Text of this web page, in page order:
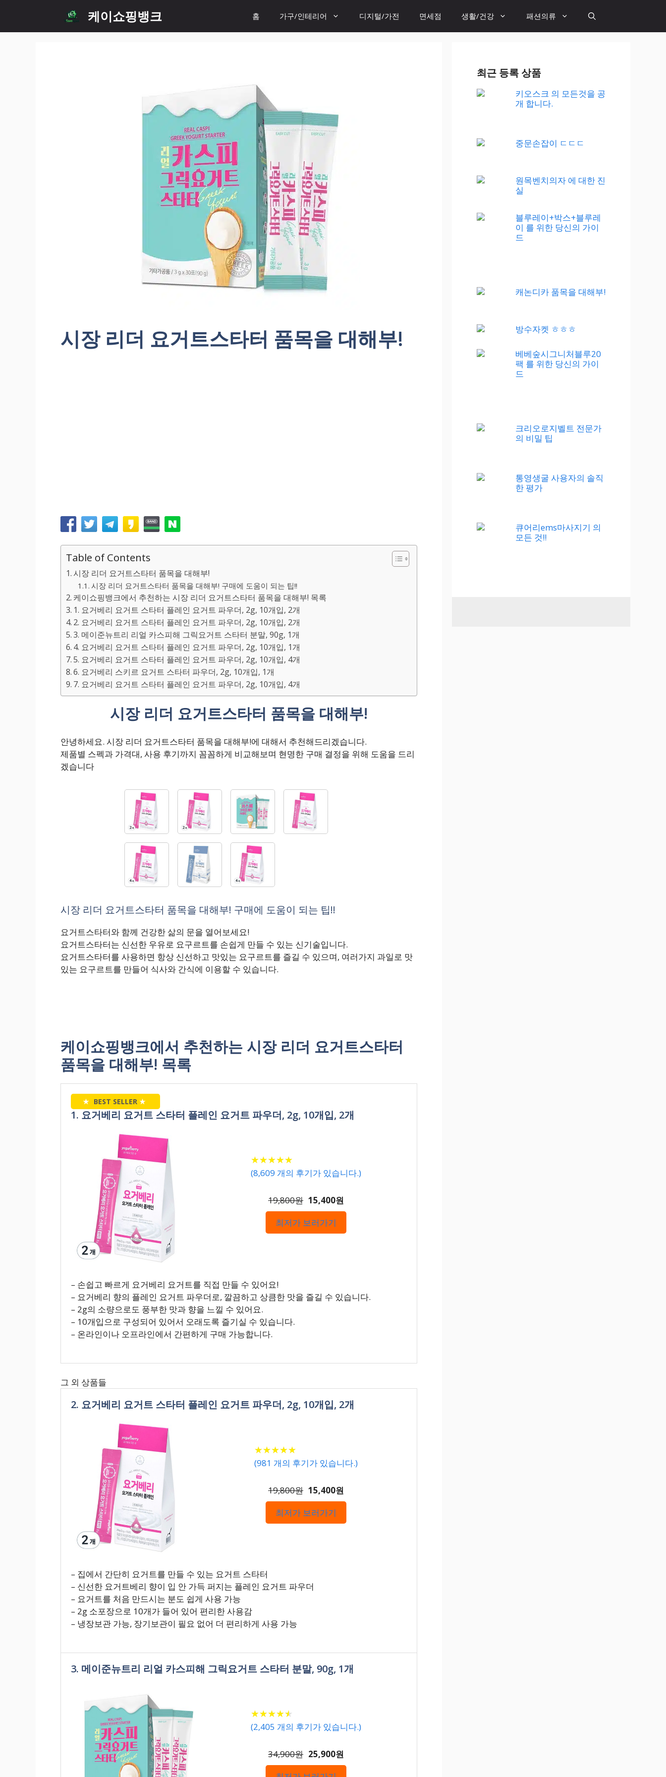
content
케이쇼핑뱅크 홈 가구/인테리어 디지털/가전 면세점 생활/건강 패션의류
시장 리더 요거트스타터 품목을 대해부!
Table of Contents
시장 리더 요거트스타터 품목을 대해부!
시장 리더 요거트스타터 품목을 대해부! 구매에 도움이 되는 팁!!
케이쇼핑뱅크에서 추천하는 시장 리더 요거트스타터 품목을 대해부! 목록
1. 요거베리 요거트 스타터 플레인 요거트 파우더, 2g, 10개입, 2개
2. 요거베리 요거트 스타터 플레인 요거트 파우더, 2g, 10개입, 2개
3. 메이준뉴트리 리얼 카스피해 그릭요거트 스타터 분말, 90g, 1개
4. 요거베리 요거트 스타터 플레인 요거트 파우더, 2g, 10개입, 1개
5. 요거베리 요거트 스타터 플레인 요거트 파우더, 2g, 10개입, 4개
6. 요거베리 스키르 요거트 스타터 파우더, 2g, 10개입, 1개
7. 요거베리 요거트 스타터 플레인 요거트 파우더, 2g, 10개입, 4개
시장 리더 요거트스타터 품목을 대해부!
안녕하세요. 시장 리더 요거트스타터 품목을 대해부!에 대해서 추천해드리겠습니다.
제품별 스펙과 가격대, 사용 후기까지 꼼꼼하게 비교해보며 현명한 구매 결정을 위해 도움을 드리
겠습니다
시장 리더 요거트스타터 품목을 대해부! 구매에 도움이 되는 팁!!
요거트스타터와 함께 건강한 삶의 문을 열어보세요!
요거트스타터는 신선한 우유로 요구르트를 손쉽게 만들 수 있는 신기술입니다.
요거트스타터를 사용하면 항상 신선하고 맛있는 요구르트를 즐길 수 있으며, 여러가지 과일로 맛
있는 요구르트를 만들어 식사와 간식에 이용할 수 있습니다.
케이쇼핑뱅크에서 추천하는 시장 리더 요거트스타터
품목을 대해부! 목록
★ BEST SELLER ★
1. 요거베리 요거트 스타터 플레인 요거트 파우더, 2g, 10개입, 2개
★★★★★
★★★★★
(8,609 개의 후기가 있습니다.)
19,800원 15,400원
최저가 보러가기
– 손쉽고 빠르게 요거베리 요거트를 직접 만들 수 있어요!
– 요거베리 향의 플레인 요거트 파우더로, 깔끔하고 상큼한 맛을 즐길 수 있습니다.
– 2g의 소량으로도 풍부한 맛과 향을 느낄 수 있어요.
– 10개입으로 구성되어 있어서 오래도록 즐기실 수 있습니다.
– 온라인이나 오프라인에서 간편하게 구매 가능합니다.
그 외 상품들
2. 요거베리 요거트 스타터 플레인 요거트 파우더, 2g, 10개입, 2개
★★★★★
★★★★★
(981 개의 후기가 있습니다.)
19,800원 15,400원
최저가 보러가기
– 집에서 간단히 요거트를 만들 수 있는 요거트 스타터
– 신선한 요거트베리 향이 입 안 가득 퍼지는 플레인 요거트 파우더
– 요거트를 처음 만드시는 분도 쉽게 사용 가능
– 2g 소포장으로 10개가 들어 있어 편리한 사용감
– 냉장보관 가능, 장기보관이 필요 없어 더 편리하게 사용 가능
3. 메이준뉴트리 리얼 카스피해 그릭요거트 스타터 분말, 90g, 1개
★★★★★
★★★★★
(2,405 개의 후기가 있습니다.)
34,900원 25,900원
최근 등록 상품
키오스크 의 모든것을 공
개 합니다.
중문손잡이 ㄷㄷㄷ
원목벤치의자 에 대한 진
실
블루레이+박스+블루레
이 를 위한 당신의 가이
드
캐논디카 품목을 대해부!
방수자켓 ㅎㅎㅎ
베베숲시그니처블루20
팩 를 위한 당신의 가이
드
크리오로지벨트 전문가
의 비밀 팁
통영생굴 사용자의 솔직
한 평가
큐어리ems마사지기 의
모든 것!!